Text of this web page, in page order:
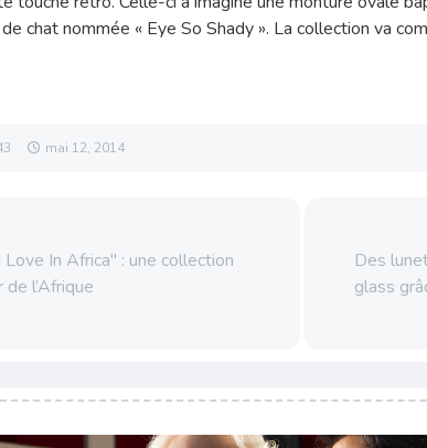
chat nommée « Eye So Shady ». La collection va
mai 12, 2014
In Africa" : une collection
l’Afrique
Des
glass